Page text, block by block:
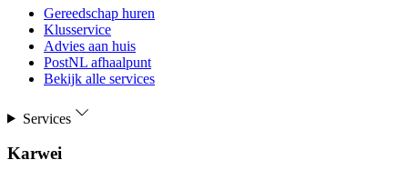
Gereedschap huren
Klusservice
Advies aan huis
PostNL afhaalpunt
Bekijk alle services
Services
Karwei